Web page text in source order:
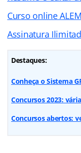
Curso online
Assinatura
Destaques:
Conheça o Sistema
Concursos 2023:
Concursos abertos: